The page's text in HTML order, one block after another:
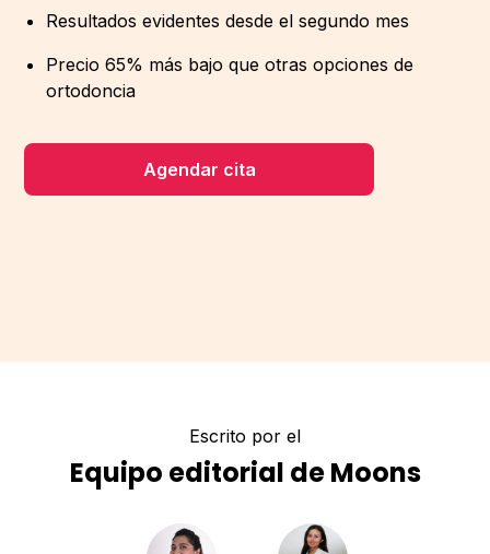
Resultados evidentes desde el segundo mes
Precio 65% más bajo que otras opciones de
ortodoncia
Agendar cita
Escrito por el
Equipo editorial de Moons